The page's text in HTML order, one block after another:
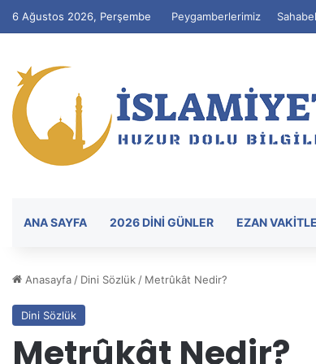
6 Ağustos 2026, Perşembe Peygamberlerimiz
ANA SAYFA 2026 DİNİ GÜNLER EZAN
Anasayfa / Dini Sözlük / Metrûkât Nedir?
Dini Sözlük
Metrûkât Nedir?